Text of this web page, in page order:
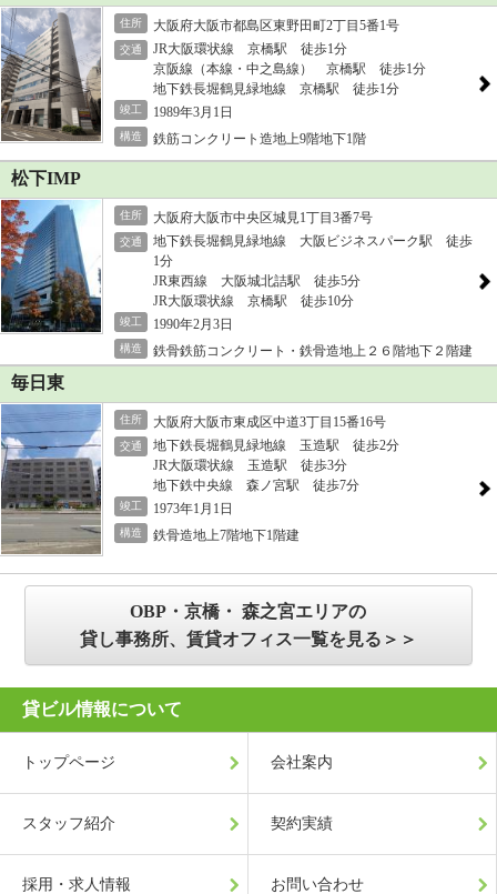
住所 大阪府大阪市都島区東野田町2丁目5番1号
交通
JR大阪環状線 京橋駅 徒歩1分
京阪線（本線・中之島線） 京橋駅 徒歩1分
地下鉄長堀鶴見緑地線 京橋駅 徒歩1分
竣工 1989年3月1日
構造 鉄筋コンクリート造地上9階地下1階
松下IMP
住所 大阪府大阪市中央区城見1丁目3番7号
交通
地下鉄長堀鶴見緑地線 大阪ビジネスパーク駅 徒歩
1分
JR東西線 大阪城北詰駅 徒歩5分
JR大阪環状線 京橋駅 徒歩10分
竣工 1990年2月3日
構造 鉄骨鉄筋コンクリート・鉄骨造地上２６階地下２階建
毎日東
住所 大阪府大阪市東成区中道3丁目15番16号
交通
地下鉄長堀鶴見緑地線 玉造駅 徒歩2分
JR大阪環状線 玉造駅 徒歩3分
地下鉄中央線 森ノ宮駅 徒歩7分
竣工 1973年1月1日
構造 鉄骨造地上7階地下1階建
OBP・京橋・ 森之宮エリアの
貸し事務所、賃貸オフィス一覧を見る＞＞
貸ビル情報について
トップページ 会社案内
スタッフ紹介 契約実績
採用・求人情報 お問い合わせ